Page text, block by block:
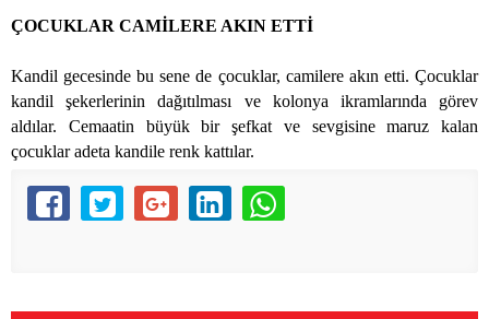
ÇOCUKLAR CAMİLERE AKIN ETTİ
Kandil gecesinde bu sene de çocuklar, camilere akın etti. Çocuklar
kandil şekerlerinin dağıtılması ve kolonya ikramlarında görev
aldılar. Cemaatin büyük bir şefkat ve sevgisine maruz kalan
çocuklar adeta kandile renk kattılar.